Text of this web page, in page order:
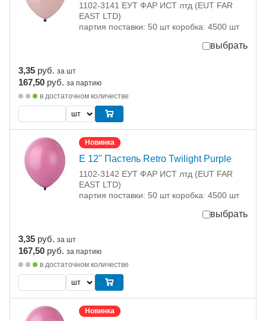
1102-3141 ЕУТ ФАР ИСТ лтд (EUT FAR
EAST LTD)
партия поставки: 50 шт коробка: 4500 шт
выбрать
3,35 руб. за шт
167,50 руб. за партию
в достаточном количестве
Новинка
Е 12" Пастель Retro Twilight Purple
1102-3142 ЕУТ ФАР ИСТ лтд (EUT FAR
EAST LTD)
партия поставки: 50 шт коробка: 4500 шт
выбрать
3,35 руб. за шт
167,50 руб. за партию
в достаточном количестве
Новинка